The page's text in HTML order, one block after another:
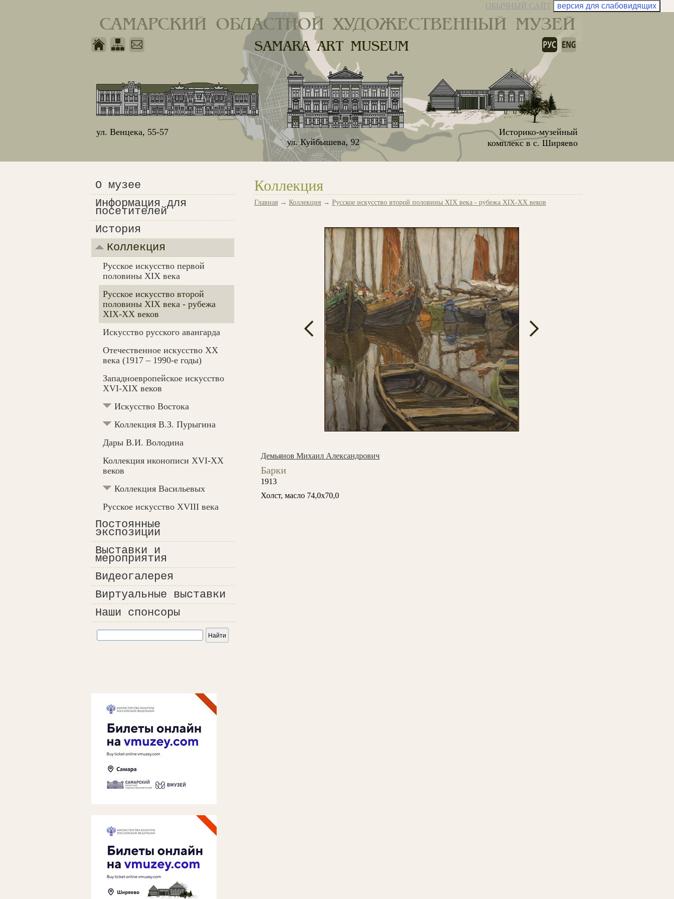
ОБЫЧНЫЙ САЙТ версия для слабовидящих
САМАРСКИЙ ОБЛАСТНОЙ ХУДОЖЕСТВЕННЫЙ МУЗЕЙ
SAMARA ART MUSEUM
ул. Куйбышева, 92
ул. Венцека, 55-57
Историко-музейный
комплекс в с. Ширяево
О музее
Информация для
посетителей
История
Коллекция
Русское искусство первой
половины XIX века
Русское искусство второй
половины XIX века - рубежа
XIX-ХХ веков
Искусство русского авангарда
Отечественное искусство XX
века (1917 – 1990-e годы)
Западноевропейское искусство
XVI-XIX веков
Искусство Востока
Коллекция В.З. Пурыгина
Дары В.И. Володина
Коллекция иконописи XVI-XX
веков
Коллекция Васильевых
Русское искусство XVIII века
Постоянные
экспозиции
Выставки и
мероприятия
Видеогалерея
Виртуальные выставки
Наши спонсоры
Коллекция
Главная → Коллекция → Русское искусство второй половины XIX века - рубежа XIX-ХХ веков
Демьянов Михаил Александрович
Барки
1913
Холст, масло 74,0x70,0